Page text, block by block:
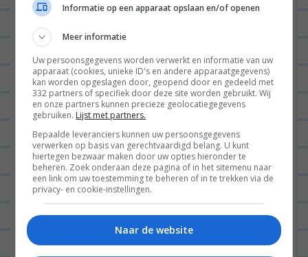
Volg mijn leven op Instagram
Daar deel ik dagelijks alles wat ik meemaak in mijn
leven. Van stories over interieurmake-overs,
simpele DIY’s, leuke recepten, #parentlife met
twee kleine kinderen, tot m’noutfit of today(of die
van de kinderen) en heel veel tips om het leven zelf
leuk te maken #zelfdeslingersophangen. Je vindt
me als @Lterveld op Insta!
Dit is het ideale kraamcadeau:
Vorig jaar kwam mijn 6e kookboek uit en dit keer
eentje voor baby’s! Gewoon wat mijn baby ‘s avonds
eet is een ideaal boek voor jonge ouders met
Informatie op een apparaat opslaan en/of openen
Meer informatie
Uw persoonsgegevens worden verwerkt en informatie van uw
apparaat (cookies, unieke ID's en andere apparaatgegevens)
kan worden opgeslagen door, geopend door en gedeeld met
332 partners of specifiek door deze site worden gebruikt. Wij
en onze partners kunnen precieze geolocatiegegevens
gebruiken. Lijst met partners.
Bepaalde leveranciers kunnen uw persoonsgegevens
verwerken op basis van gerechtvaardigd belang. U kunt
hiertegen bezwaar maken door uw opties hieronder te
beheren. Zoek onderaan deze pagina of in het sitemenu naar
een link om uw toestemming te beheren of in te trekken via de
privacy- en cookie-instellingen.
Naar de website